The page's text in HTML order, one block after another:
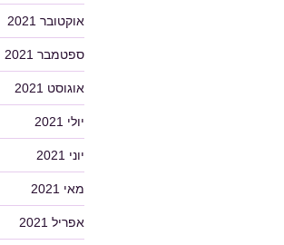
אוקטובר 2021
ספטמבר 2021
אוגוסט 2021
יולי 2021
יוני 2021
מאי 2021
אפריל 2021